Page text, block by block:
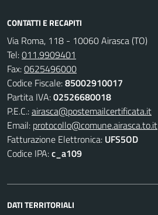
CONTATTI E RECAPITI
Via Roma, 118 - 10060 Airasca (TO)
Tel:011.9909401
Fax:0625496000
Codice Fiscale:85002910017
Partita IVA:02526680018
P.E.C.:airasca@postemailcertificata.it
Email: protocollo@comune.airasca.to.it
Fatturazione Elettronica: UFS5OD
Codice IPA:c_a109
DATI TERRITORIALI